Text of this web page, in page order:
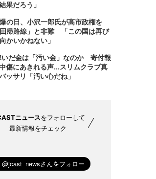
果だろう」
の日、小沢一郎氏が高市政権を
回帰路線」と非難 「この国は再び
かいかねない」
いだ金は「汚い金」なのか 寄付報
傷にあきれる声...スリムクラブ真
ッサリ「汚い心だね」
ニュースをフォローして
最新情報をチェック